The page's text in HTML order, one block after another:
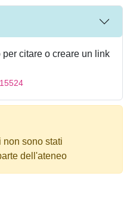
citare o creare un link
non sono stati
dell'ateneo